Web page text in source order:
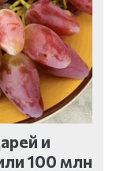
и
100 млн